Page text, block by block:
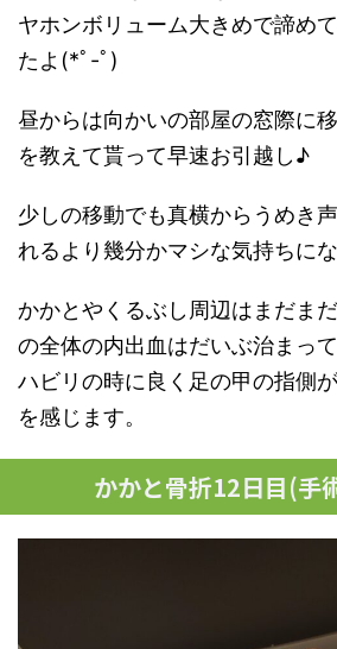
ヤホンボリューム大きめで諦め
たよ(*ﾟ-ﾟ)
昼からは向かいの部屋の窓際に
を教えて貰って早速お引越し♪︎
少しの移動でも真横からうめき
れるより幾分かマシな気持ちに
かかとやくるぶし周辺はまだま
の全体の内出血はだいぶ治まっ
ハビリの時に良く足の甲の指側
を感じます。
かかと骨折12日目(手